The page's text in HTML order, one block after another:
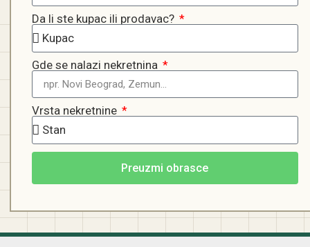
Da li ste kupac ili prodavac?
Gde se nalazi nekretnina
Vrsta nekretnine
Preuzmi obrasce